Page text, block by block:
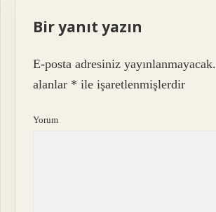
Bir yanıt yazın
E-posta adresiniz yayınlanmayacak.
alanlar * ile işaretlenmişlerdir
Yorum